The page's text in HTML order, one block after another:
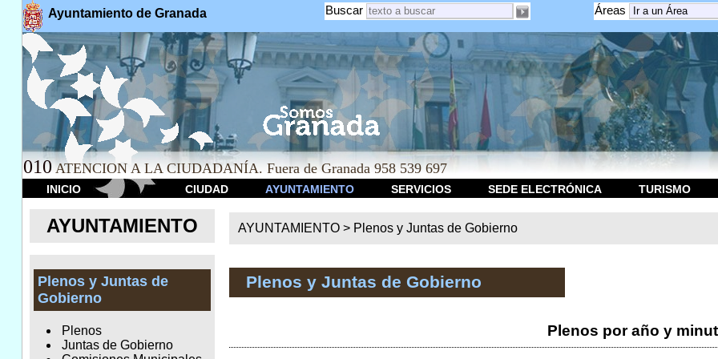
Ayuntamiento de Granada Áreas
Buscar
010 ATENCION A LA CIUDADANÍA. Fuera de Granada 958 539 697
INICIO CIUDAD AYUNTAMIENTO SERVICIOS SEDE ELECTRÓNICA TURISMO
AYUNTAMIENTO
Plenos y Juntas de
Gobierno
Plenos
Juntas de Gobierno
AYUNTAMIENTO > Plenos y Juntas de Gobierno
Plenos y Juntas de Gobierno
Plenos por año y